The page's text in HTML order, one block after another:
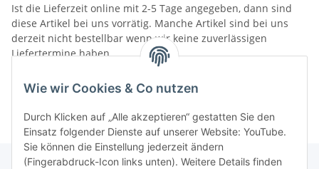
Wie wir Cookies & Co nutzen
Durch Klicken auf „Alle akzeptieren“ gestatten Sie den
Einsatz folgender Dienste auf unserer Website: YouTube.
Sie können die Einstellung jederzeit ändern
(Fingerabdruck-Icon links unten). Weitere Details finden
Ist die Lieferzeit online mit 2-5 Tage angegeben, dann sind
diese Artikel bei uns vorrätig. Manche Artikel sind bei uns
derzeit nicht bestellbar wenn wir keine zuverlässigen
Liefertermine haben.